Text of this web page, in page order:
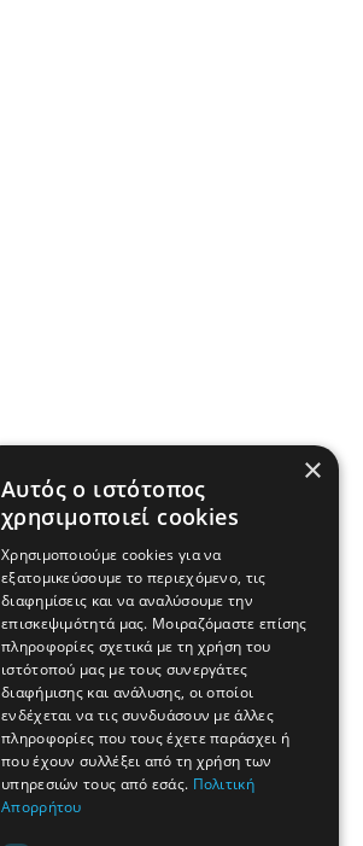
×
Αυτός ο ιστότοπος
χρησιμοποιεί cookies
Χρησιμοποιούμε cookies για να
εξατομικεύσουμε το περιεχόμενο, τις
διαφημίσεις και να αναλύσουμε την
επισκεψιμότητά μας. Μοιραζόμαστε επίσης
πληροφορίες σχετικά με τη χρήση του
ιστότοπού μας με τους συνεργάτες
διαφήμισης και ανάλυσης, οι οποίοι
ενδέχεται να τις συνδυάσουν με άλλες
πληροφορίες που τους έχετε παράσχει ή
που έχουν συλλέξει από τη χρήση των
υπηρεσιών τους από εσάς. Πολιτική
Απορρήτου